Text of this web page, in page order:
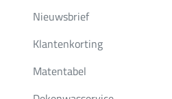
Nieuwsbrief
Klantenkorting
Matentabel